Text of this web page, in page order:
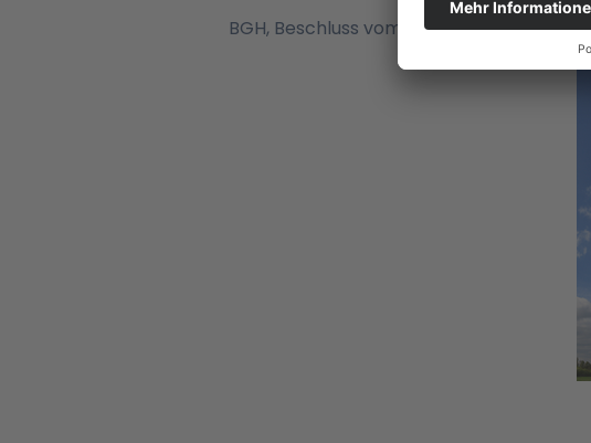
BGH, Beschluss vom 14.3.2018 – V ZB 131/17.